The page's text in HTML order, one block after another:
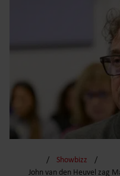
Showbizz
John van den Heuvel zag